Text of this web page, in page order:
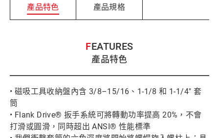
產品特色 產品規格
FEATURES
產品特色
• 磁吸工具收納盤內含 3/8–15/16、1-1/8 和 1-1/4" 套
筒
• Flank Drive® 扳手系統可將轉動功率提高 20%，不會
打滑或圓滑，同時超出 ANSI® 性能標準